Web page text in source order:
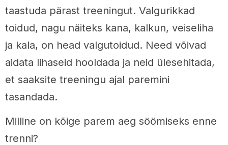
taastuda pärast treeningut. Valgurikkad
toidud, nagu näiteks kana, kalkun, veiseliha
ja kala, on head valgutoidud. Need võivad
aidata lihaseid hooldada ja neid ülesehitada,
et saaksite treeningu ajal paremini
tasandada.
Milline on kõige parem aeg söömiseks enne
trenni?